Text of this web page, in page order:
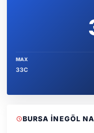
MAX
33C
BURSA İNEGÖL